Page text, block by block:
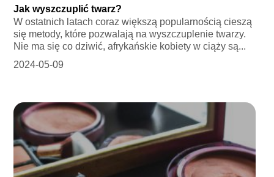
Jak wyszczuplić twarz?
W ostatnich latach coraz większą popularnością cieszą
się metody, które pozwalają na wyszczuplenie twarzy.
Nie ma się co dziwić, afrykańskie kobiety w ciąży są...
2024-05-09